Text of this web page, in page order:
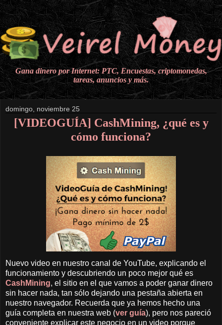
Gana dinero por Internet: PTC, Encuestas, criptomonedas,
tareas, anuncios y más.
domingo, noviembre 25
[VIDEOGUÍA] CashMining, ¿qué es y
cómo funciona?
Nuevo video en nuestro canal de YouTube, explicando el
funcionamiento y descubriendo un poco mejor qué es
CashMining, el sitio en el que vamos a poder ganar dinero
sin hacer nada, tan sólo dejando una pestaña abierta en
nuestro navegador. Recuerda que ya hemos hecho una
guía completa en nuestra web (ver guía), pero nos pareció
conveniente explicar este negocio en un video porque